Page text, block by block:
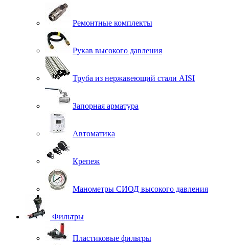
Ремонтные комплекты
Рукав высокого давления
Труба из нержавеющий стали AISI
Запорная арматура
Автоматика
Крепеж
Манометры СИОД высокого давления
Фильтры
Пластиковые фильтры